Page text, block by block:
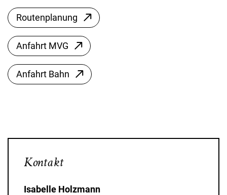
Routenplanung
Anfahrt MVG
Anfahrt Bahn
Kontakt
Isabelle Holzmann